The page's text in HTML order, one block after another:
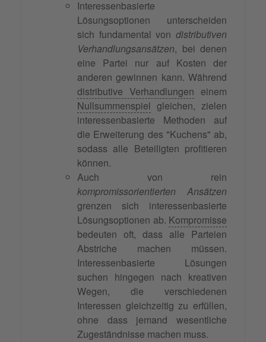
Interessenbasierte
Lösungsoptionen unterscheiden
sich fundamental von distributiven
Verhandlungsansätzen, bei denen
eine Partei nur auf Kosten der
anderen gewinnen kann. Während
distributive Verhandlungen einem
Nullsummenspiel gleichen, zielen
interessenbasierte Methoden auf
die Erweiterung des "Kuchens" ab,
sodass alle Beteiligten profitieren
können.
Auch von rein
kompromissorientierten Ansätzen
grenzen sich interessenbasierte
Lösungsoptionen ab. Kompromisse
bedeuten oft, dass alle Parteien
Abstriche machen müssen.
Interessenbasierte Lösungen
suchen hingegen nach kreativen
Wegen, die verschiedenen
Interessen gleichzeitig zu erfüllen,
ohne dass jemand wesentliche
Zugeständnisse machen muss.